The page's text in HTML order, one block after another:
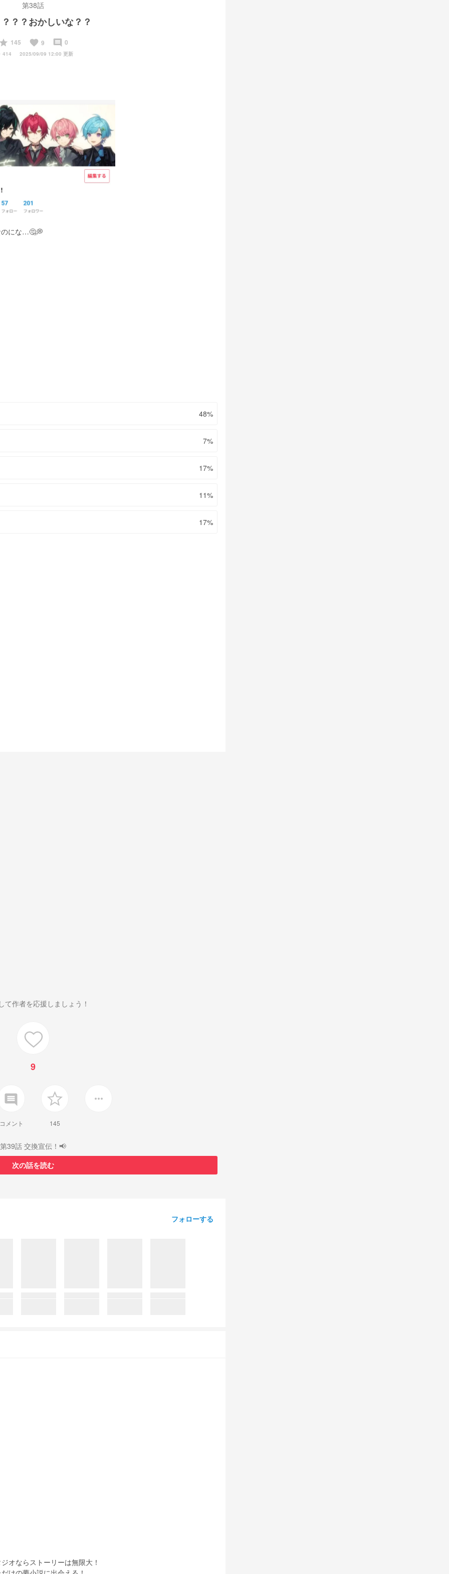
第38話
？？おかしいな？？
start
145 favorite 9 insert_comment 0
414 2025/09/09 12:00 更新
にな…🤔💭
48%
7%
17%
11%
17%
て作者を応援しましょう！
9
insert_comment
コメント 145
more_horiz
第39話 交換宣伝！‎📢
次の話を読む
フォローする
オならストーリーは無限大！